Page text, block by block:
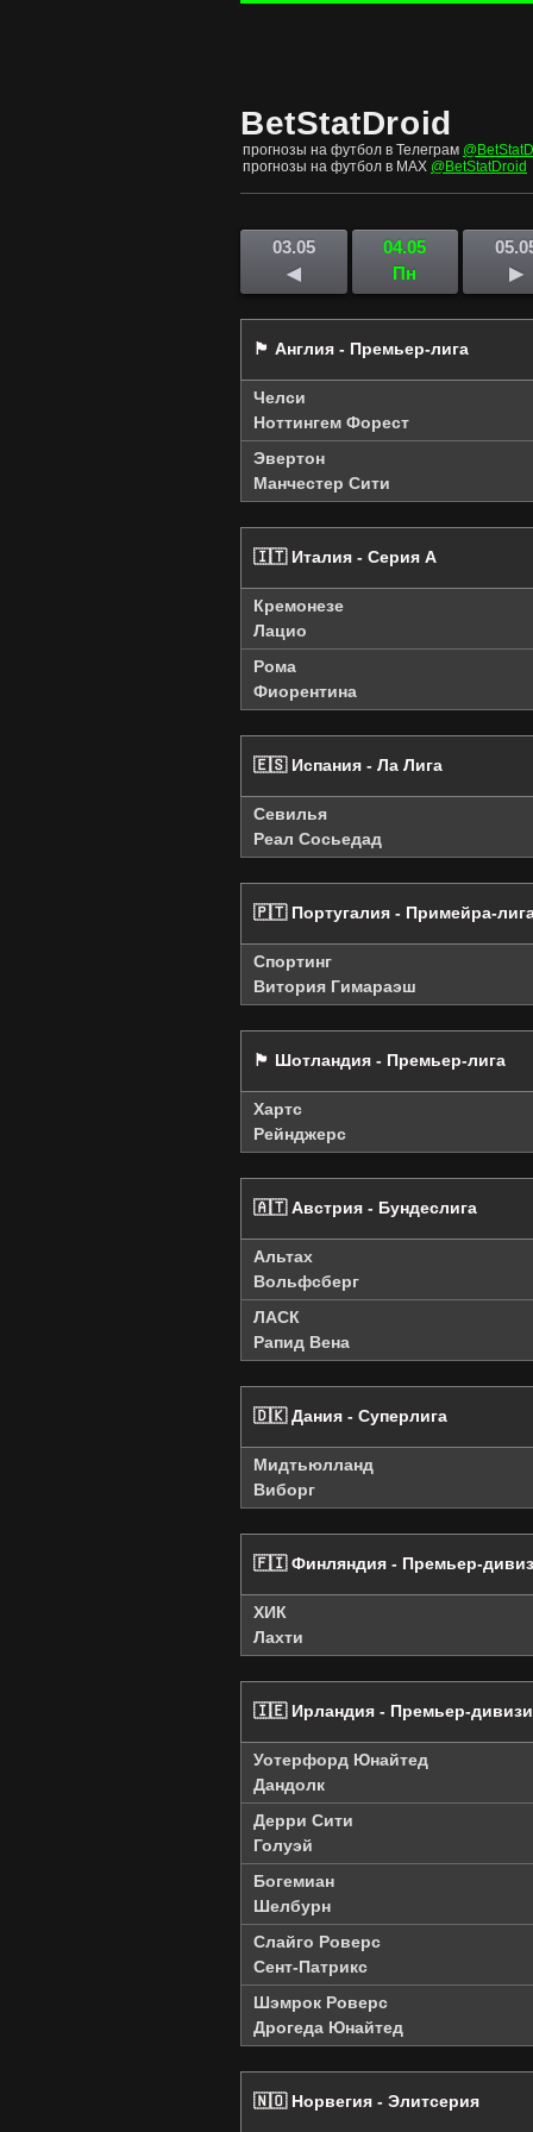
BetStatDroid
прогнозы на футбол в Телеграм
прогнозы на футбол в MAX @BetStatDroid
03.05
◀
04.05
Пн
▶
🏴󠁧󠁢󠁥󠁮󠁧󠁿 Англия - Премьер-лига
Челси
Ноттингем Форест
Эвертон
Манчестер Сити
🇮🇹 Италия - Серия А
Кремонезе
Лацио
Рома
Фиорентина
🇪🇸 Испания - Ла Лига
Севилья
Реал Сосьедад
🇵🇹 Португалия - Примейра-
Спортинг
Витория Гимараэш
🏴󠁧󠁢󠁳󠁣󠁴󠁿 Шотландия - Премьер-лига
Хартс
Рейнджерс
🇦🇹 Австрия - Бундеслига
Альтах
Вольфсберг
ЛАСК
Рапид Вена
🇩🇰 Дания - Суперлига
Мидтьюлланд
Виборг
🇫🇮 Финляндия - Премьер-
ХИК
Лахти
🇮🇪 Ирландия - Премьер-
Уотерфорд Юнайтед
Дандолк
Дерри Сити
Голуэй
Богемиан
Шелбурн
Слайго Роверc
Сент-Патрикс
Шэмрок Роверс
Дрогеда Юнайтед
🇳🇴 Норвегия - Элитсерия